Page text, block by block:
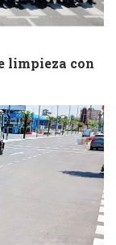
limpieza con